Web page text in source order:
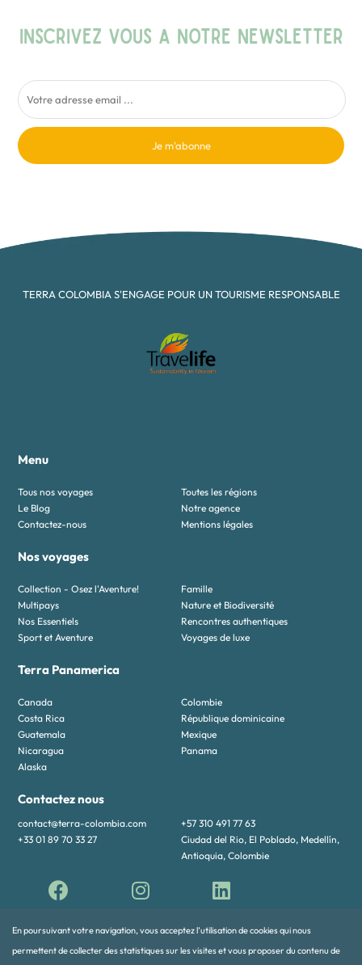
En poursuivant votre navigation, vous acceptez l’utilisation de cookies qui nous
permettent de collecter des statistiques sur les visites et vous proposer du contenu de
INSCRIVEZ VOUS A NOTRE NEWSLETTER
Je m'abonne
TERRA COLOMBIA S'ENGAGE POUR UN TOURISME RESPONSABLE
Menu
Tous nos voyages
Toutes les régions
Le Blog
Notre agence
Contactez-nous
Mentions légales
Nos voyages
Collection - Osez l'Aventure!
Famille
Multipays
Nature et Biodiversité
Nos Essentiels
Rencontres authentiques
Sport et Aventure
Voyages de luxe
Terra Panamerica
Canada
Colombie
Costa Rica
République dominicaine
Guatemala
Mexique
Nicaragua
Panama
Alaska
Contactez nous
contact@terra-colombia.com
+57 310 491 77 63
+33 01 89 70 33 27
Ciudad del Rio, El Poblado, Medellín,
Antioquia, Colombie